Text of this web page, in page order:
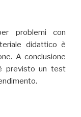
problemi con
didattico è
A conclusione
previsto un test